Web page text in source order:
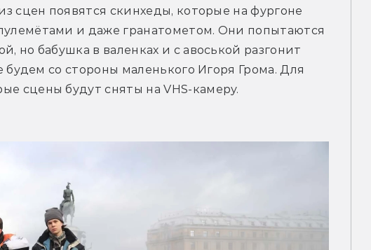
сцен появятся скинхеды, которые на фургоне
и даже гранатометом. Они попытаются
но бабушка в валенках и с авоськой разгонит
будем со стороны маленького Игоря Грома. Для
сцены будут сняты на VHS-камеру.